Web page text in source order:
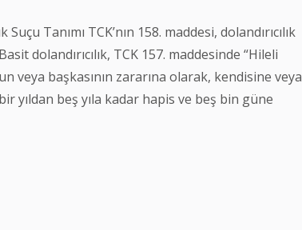
Tanımı TCK’nın 158. maddesi, dolandırıcılık
dolandırıcılık, TCK 157. maddesinde “Hileli
veya başkasının zararına olarak, kendisine veya
yıldan beş yıla kadar hapis ve beş bin güne